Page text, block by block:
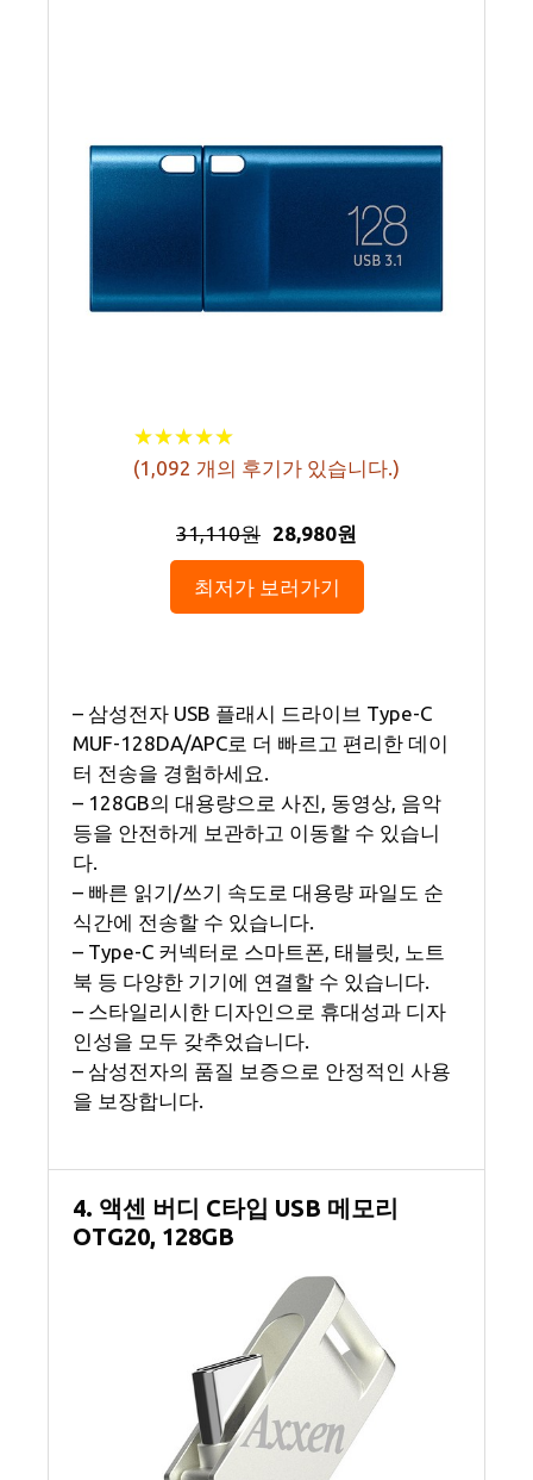
★★★★★
★★★★★
(1,092 개의 후기가 있습니다.)
31,110원 28,980원
최저가 보러가기
– 삼성전자 USB 플래시 드라이브 Type-C
MUF-128DA/APC로 더 빠르고 편리한 데이
터 전송을 경험하세요.
– 128GB의 대용량으로 사진, 동영상, 음악
등을 안전하게 보관하고 이동할 수 있습니
다.
– 빠른 읽기/쓰기 속도로 대용량 파일도 순
식간에 전송할 수 있습니다.
– Type-C 커넥터로 스마트폰, 태블릿, 노트
북 등 다양한 기기에 연결할 수 있습니다.
– 스타일리시한 디자인으로 휴대성과 디자
인성을 모두 갖추었습니다.
– 삼성전자의 품질 보증으로 안정적인 사용
을 보장합니다.
4. 액센 버디 C타입 USB 메모리
OTG20, 128GB